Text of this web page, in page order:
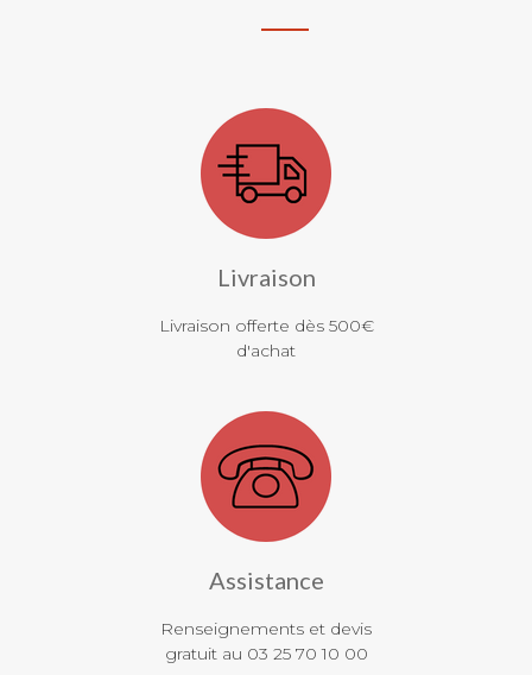
Livraison
Livraison offerte dès 500€
d'achat
Assistance
Renseignements et devis
gratuit au 03 25 70 10 00